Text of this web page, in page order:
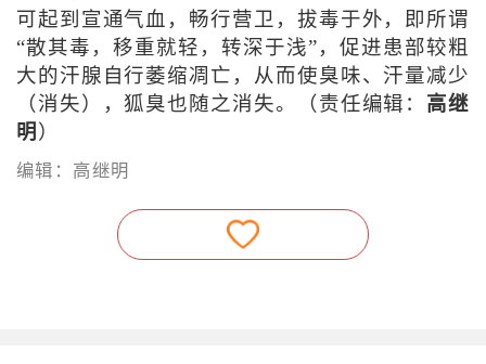
可起到宣通气血，畅行营卫，拔毒于外，即所谓
“散其毒，移重就轻，转深于浅”，促进患部较粗
大的汗腺自行萎缩凋亡，从而使臭味、汗量减少
（消失），狐臭也随之消失。（责任编辑： 高继
明 ）
编辑：高继明